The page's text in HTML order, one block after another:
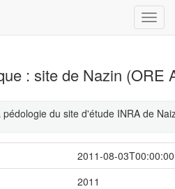
: site de Nazin (ORE
du site d'étude INRA de
2011-08-03T00:00:00
2011